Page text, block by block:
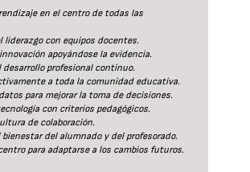
en el centro de todas las
liderazgo con equipos docentes.
apoyándose la evidencia.
desarrollo profesional continuo.
a toda la comunidad educativa.
para mejorar la toma de decisiones.
con criterios pedagógicos.
de colaboración.
bienestar del alumnado y del profesorado.
para adaptarse a los cambios futuros.